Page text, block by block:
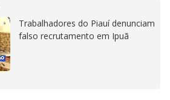
Trabalhadores do Piauí denunciam
falso recrutamento em Ipuã